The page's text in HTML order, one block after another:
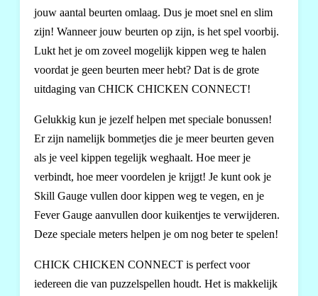
jouw aantal beurten omlaag. Dus je moet snel en slim
zijn! Wanneer jouw beurten op zijn, is het spel voorbij.
Lukt het je om zoveel mogelijk kippen weg te halen
voordat je geen beurten meer hebt? Dat is de grote
uitdaging van CHICK CHICKEN CONNECT!
Gelukkig kun je jezelf helpen met speciale bonussen!
Er zijn namelijk bommetjes die je meer beurten geven
als je veel kippen tegelijk weghaalt. Hoe meer je
verbindt, hoe meer voordelen je krijgt! Je kunt ook je
Skill Gauge vullen door kippen weg te vegen, en je
Fever Gauge aanvullen door kuikentjes te verwijderen.
Deze speciale meters helpen je om nog beter te spelen!
CHICK CHICKEN CONNECT is perfect voor
iedereen die van puzzelspellen houdt. Het is makkelijk